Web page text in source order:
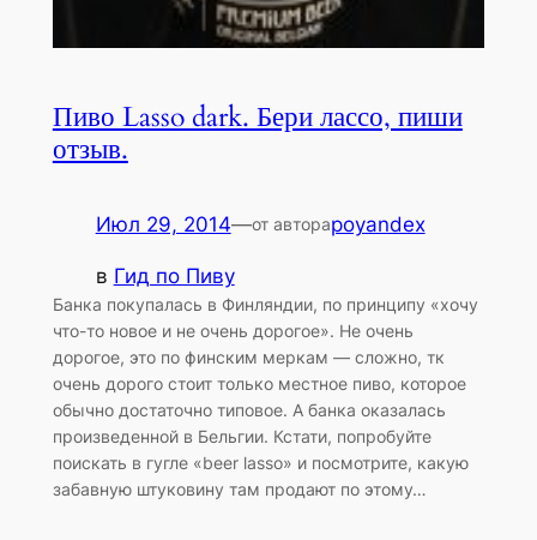
Пиво Lasso dark. Бери лассо, пиши
отзыв.
Июл 29, 2014—от автораpoyandex
в Гид по Пиву
Банка покупалась в Финляндии, по принципу «хочу
что-то новое и не очень дорогое». Не очень
дорогое, это по финским меркам — сложно, тк
очень дорого стоит только местное пиво, которое
обычно достаточно типовое. А банка оказалась
произведенной в Бельгии. Кстати, попробуйте
поискать в гугле «beer lasso» и посмотрите, какую
забавную штуковину там продают по этому…